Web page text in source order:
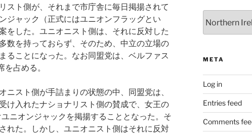
スト側が、それまで市庁舎に毎日掲揚されて
ジャック（正式にはユニオンフラッグとい
をした。ユニオニスト側は、それに反対した
数を持っておらず、そのため、中立の立場の
ることになった。なお同盟党は、ベルファス
を占める。
ニスト側が手詰まりの状態の中、同盟党は、
け入れたナショナリスト側の賛成で、女王の
ニオンジャックを掲揚することとなった。そ
れた。しかし、ユニオニスト側はそれに反対
META
Log in
Entries feed
Comments